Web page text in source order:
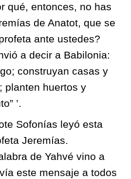
qué, entonces, no has
de Anatot, que se
ante ustedes?
a decir a Babilonia:
construyan casas y
planten huertos y
’.
Sofonías leyó esta
Jeremías.
de Yahvé vino a
este mensaje a todos